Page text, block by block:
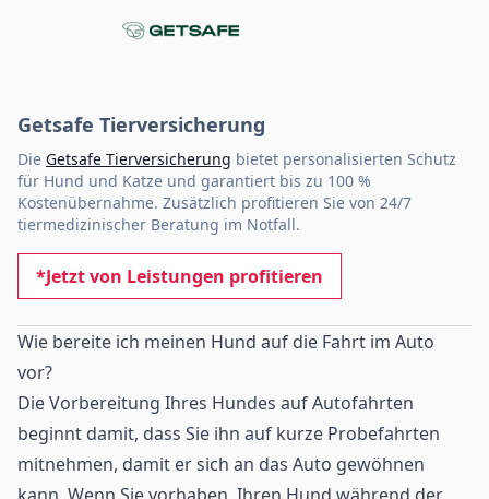
Getsafe Tierversicherung
Die Getsafe Tierversicherung bietet personalisierten Schutz
für Hund und Katze und garantiert bis zu 100 %
Kostenübernahme. Zusätzlich profitieren Sie von 24/7
tiermedizinischer Beratung im Notfall.
*Jetzt von Leistungen profitieren
Wie bereite ich meinen Hund auf die Fahrt im Auto
vor?
Die Vorbereitung Ihres Hundes auf Autofahrten
beginnt damit, dass Sie ihn auf kurze Probefahrten
mitnehmen, damit er sich an das Auto gewöhnen